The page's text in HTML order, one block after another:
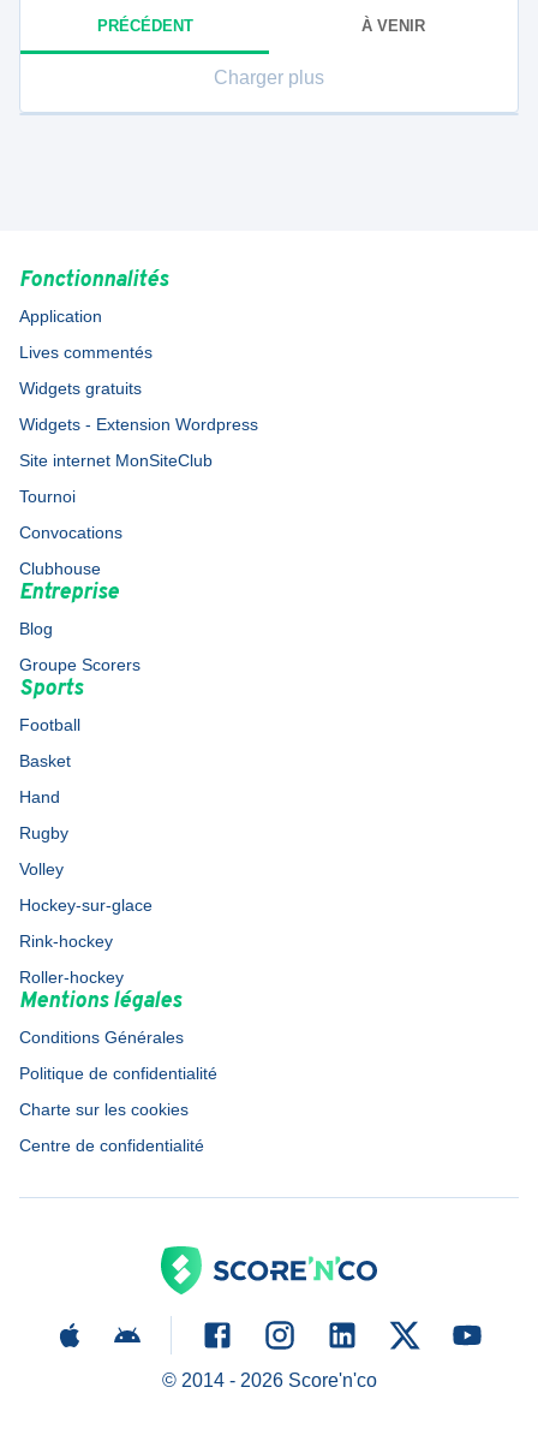
PRÉCÉDENT À VENIR
Charger plus
Fonctionnalités
Application
Lives commentés
Widgets gratuits
Widgets - Extension Wordpress
Site internet MonSiteClub
Tournoi
Convocations
Clubhouse
Entreprise
Blog
Groupe Scorers
Sports
Football
Basket
Hand
Rugby
Volley
Hockey-sur-glace
Rink-hockey
Roller-hockey
Mentions légales
Conditions Générales
Politique de confidentialité
Charte sur les cookies
Centre de confidentialité
© 2014 - 2026Score'n'co